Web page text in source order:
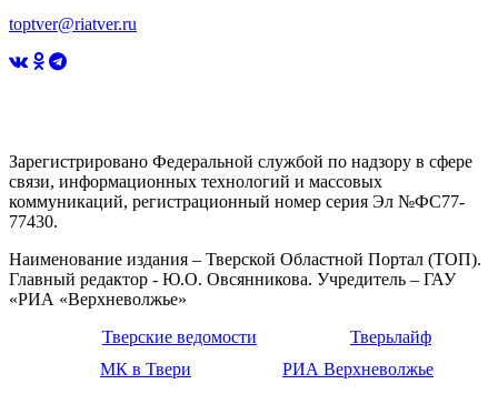
toptver@riatver.ru
Зарегистрировано Федеральной службой по надзору в сфере
связи, информационных технологий и массовых
коммуникаций, регистрационный номер серия Эл №ФС77-
77430.
Наименование издания – Тверской Областной Портал (ТОП).
Главный редактор - Ю.О. Овсянникова. Учредитель – ГАУ
«РИА «Верхневолжье»
Тверские ведомости
Тверьлайф
МК в Твери
РИА Верхневолжье